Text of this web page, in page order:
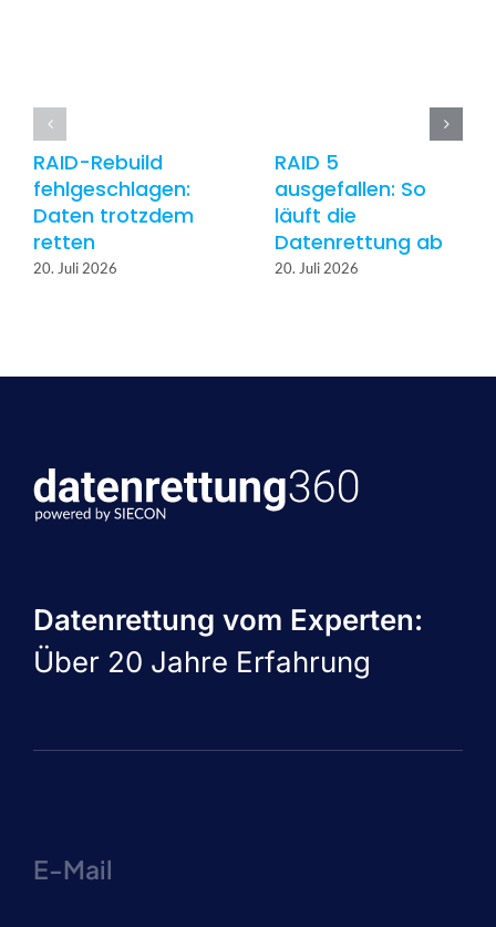
RAID-Rebuild
fehlgeschlagen:
Daten trotzdem
retten
20. Juli 2026
RAID 5
ausgefallen: So
läuft die
Datenrettung ab
20. Juli 2026
Datenrettung vom Experten:
Über 20 Jahre Erfahrung
E-Mail